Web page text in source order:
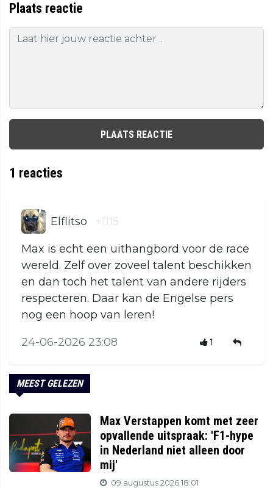
Plaats reactie
PLAATS REACTIE
1 reacties
Elflitso +1115
Max is echt een uithangbord voor de race
wereld. Zelf over zoveel talent beschikken
en dan toch het talent van andere rijders
respecteren. Daar kan de Engelse pers
nog een hoop van leren!
24-06-2026 23:08 1
MEEST GELEZEN
Max Verstappen komt met zeer
opvallende uitspraak: 'F1-hype
in Nederland niet alleen door
mij'
09 augustus 2026 18:01